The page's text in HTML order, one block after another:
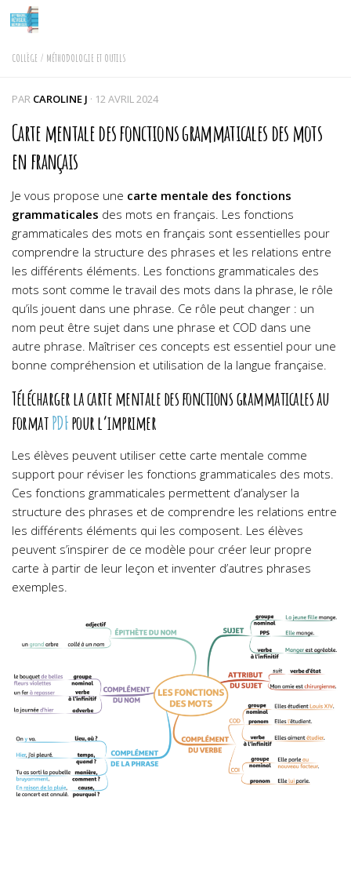
Skip to content
COLLÈGE / MÉTHODOLOGIE ET OUTILS
PAR CAROLINE J · 12 AVRIL 2024
Carte mentale des fonctions grammaticales des mots
en français
Je vous propose une carte mentale des fonctions
grammaticales des mots en français. Les fonctions
grammaticales des mots en français sont essentielles pour
comprendre la structure des phrases et les relations entre
les différents éléments. Les fonctions grammaticales des
mots sont comme le travail des mots dans la phrase, le rôle
qu’ils jouent dans une phrase. Ce rôle peut changer : un
nom peut être sujet dans une phrase et COD dans une
autre phrase. Maîtriser ces concepts est essentiel pour une
bonne compréhension et utilisation de la langue française.
Télécharger la carte mentale des fonctions grammaticales au
formatPDFpour l’imprimer
Les élèves peuvent utiliser cette carte mentale comme
support pour réviser les fonctions grammaticales des mots.
Ces fonctions grammaticales permettent d’analyser la
structure des phrases et de comprendre les relations entre
les différents éléments qui les composent. Les élèves
peuvent s’inspirer de ce modèle pour créer leur propre
carte à partir de leur leçon et inventer d’autres phrases
exemples.